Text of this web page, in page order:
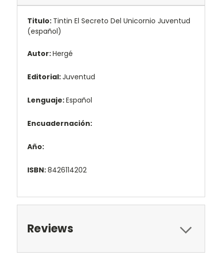
Titulo: Tintin El Secreto Del Unicornio Juventud
(español)
Autor:Hergé
Editorial:Juventud
Lenguaje:Español
Encuadernación:
Año:
ISBN:8426114202
Reviews